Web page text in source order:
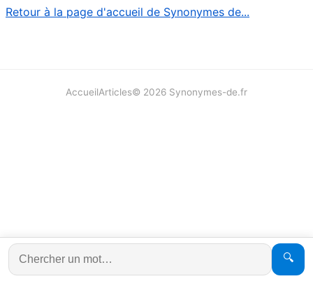
Retour à la page d'accueil de Synonymes de...
🔍
AccueilArticles© 2026 Synonymes-de.fr